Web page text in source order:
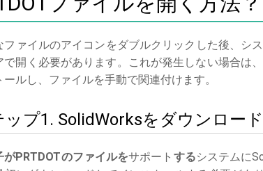
ファイルのアイコンをダブルクリックした後、シ
で開く必要があります。これが発生しない場合は
ールし、ファイルを手動で関連付けます。
ップ1. SolidWorksをダウンロー
がPRTDOTのファイルをサポート するシステムに